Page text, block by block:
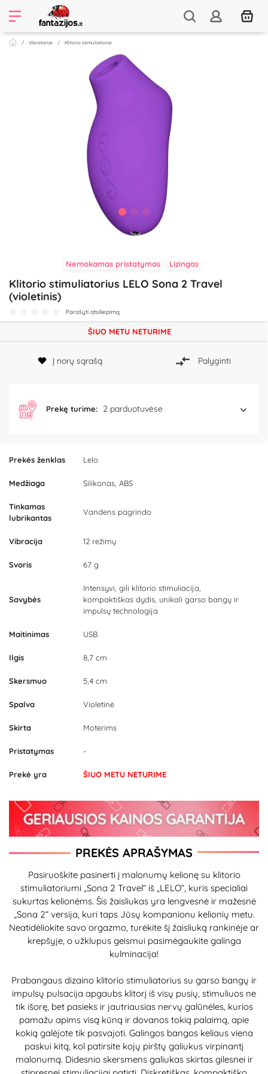
Vibratoriai Klitorio stimuliatoriai
Nemokamas pristatymas Lizingas
Klitorio stimuliatorius LELO Sona 2 Travel
(violetinis)
Parašyti atsiliepimą
Prekės ženklas Lelo
Medžiaga Silikonas, ABS
Tinkamas
lubrikantas
Vandens pagrindo
Vibracija 12 režimų
Svoris 67 g
Savybės
Intensyvi, gili klitorio stimuliacija,
kompaktiškas dydis, unikali garso bangų ir
impulsų technologija
Maitinimas USB
Ilgis 8,7 cm
Skersmuo 5,4 cm
Spalva Violetinė
Skirta Moterims
Pristatymas -
Prekė yra ŠIUO METU NETURIME
ŠIUO METU NETURIME
Į norų sąrašą Palyginti
Prekę turime: 2 parduotuvėse
PREKĖS APRAŠYMAS
Pasiruoškite pasinerti į malonumų kelionę su klitorio
stimuliatoriumi „Sona 2 Travel“ iš „LELO“, kuris specialiai
sukurtas kelionėms. Šis žaisliukas yra lengvesnė ir mažesnė
„Sona 2“ versija, kuri taps Jūsų kompanionu kelionių metu.
Neatidėliokite savo orgazmo, turėkite šį žaisliuką rankinėje ar
krepšyje, o užklupus geismui pasimėgaukite galinga
kulminacija!
Prabangaus dizaino klitorio stimuliatorius su garso bangų ir
impulsų pulsacija apgaubs klitorį iš visų pusių, stimuliuos ne
tik išorę, bet pasieks ir jautriausias nervų galūnėles, kurios
pamažu apims visą kūną ir dovanos tokią palaimą, apie
kokią galėjote tik pasvajoti. Galingos bangos keliaus viena
paskui kitą, kol patirsite kojų pirštų galiukus virpinantį
malonumą. Didesnio skersmens galiukas skirtas gilesnei ir